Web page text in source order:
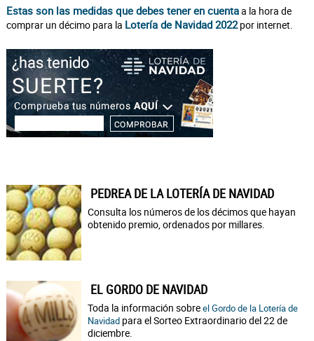
Estas son las medidas que debes tener en cuentaa la hora de
comprar un décimo para la Lotería de Navidad 2022por internet.
PEDREA DE LA LOTERÍA DE NAVIDAD
Consulta los números de los décimos que hayan
obtenido premio, ordenados por millares.
EL GORDO DE NAVIDAD
Toda la información sobreel Gordo de la Lotería de
Navidad para el Sorteo Extraordinario del 22 de
diciembre.